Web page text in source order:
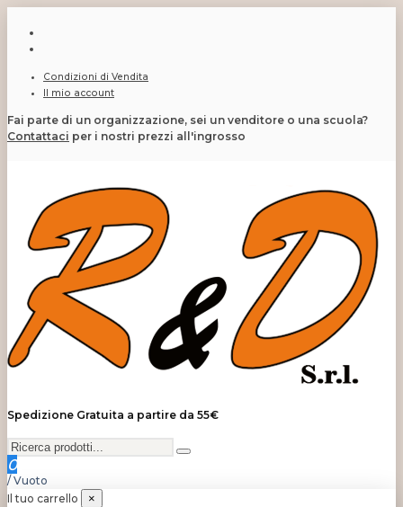
Condizioni di Vendita
Il mio account
Fai parte di un organizzazione, sei un venditore o una scuola?
Contattaci per i nostri prezzi all'ingrosso
Spedizione Gratuita a partire da 55€
0
/ Vuoto
Il tuo carrello
×